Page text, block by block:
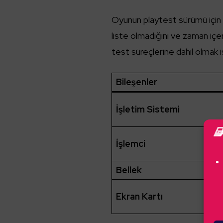
Oyunun playtest sürümü
liste olmadığını ve zaman
test süreçlerine dahil olmak
Bileşenler
İşletim Sistemi
İşlemci
Bellek
Ekran Kartı